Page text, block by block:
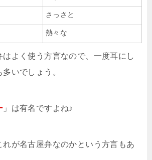
さっさと
熱々な
はよく使う方言なので、一度耳にし
いでしょう。
」は有名ですよね♪
れが名古屋弁なのかという方言もあ